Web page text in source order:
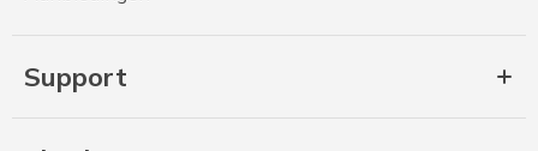
Support